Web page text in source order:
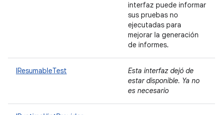
interfaz puede informar
sus pruebas no
ejecutadas para
mejorar la generación
de informes.
IResumableTest
Esta interfaz dejó de
estar disponible. Ya no
es necesario